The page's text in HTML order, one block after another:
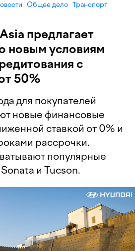
Общее дело Транспорт
предлагает
новым условиям
с
50%
для покупателей
новые финансовые
ставкой от 0% и
рассрочки.
популярные
и Tucson.